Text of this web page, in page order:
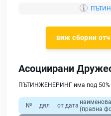
виж сборни
Асоциирани
ПЪТИНЖЕНЕРИНГ има под 50%
№ дял от дата (правна